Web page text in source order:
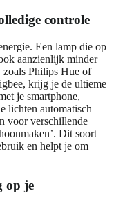
controle
Een lamp die op
aanzienlijk minder
zoals Philips Hue of
krijg je de ultieme
je smartphone,
lichten automatisch
voor verschillende
Dit soort
en helpt je om
op je